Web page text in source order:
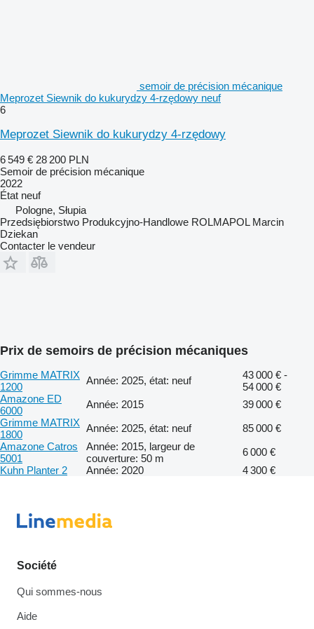
semoir de précision mécanique
Meprozet Siewnik do kukurydzy 4-rzędowy neuf
6
Meprozet Siewnik do kukurydzy 4-rzędowy
6 549 € 28 200 PLN
Semoir de précision mécanique
2022
État neuf
Pologne, Słupia
Przedsiębiorstwo Produkcyjno-Handlowe ROLMAPOL Marcin
Dziekan
Contacter le vendeur
Prix de semoirs de précision mécaniques
Grimme MATRIX
1200
Année: 2025, état: neuf
43 000 € -
54 000 €
Amazone ED
6000
Année: 2015
39 000 €
Grimme MATRIX
1800
Année: 2025, état: neuf
85 000 €
Amazone Catros
5001
Année: 2015, largeur de
couverture: 50 m
6 000 €
Kuhn Planter 2
Année: 2020 4 300 €
Société
Qui sommes-nous
Aide